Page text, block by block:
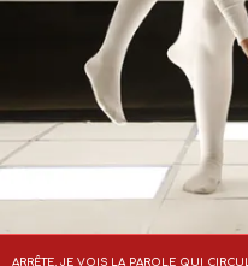
ARRÊTE, JE VOIS LA PAROLE QUI